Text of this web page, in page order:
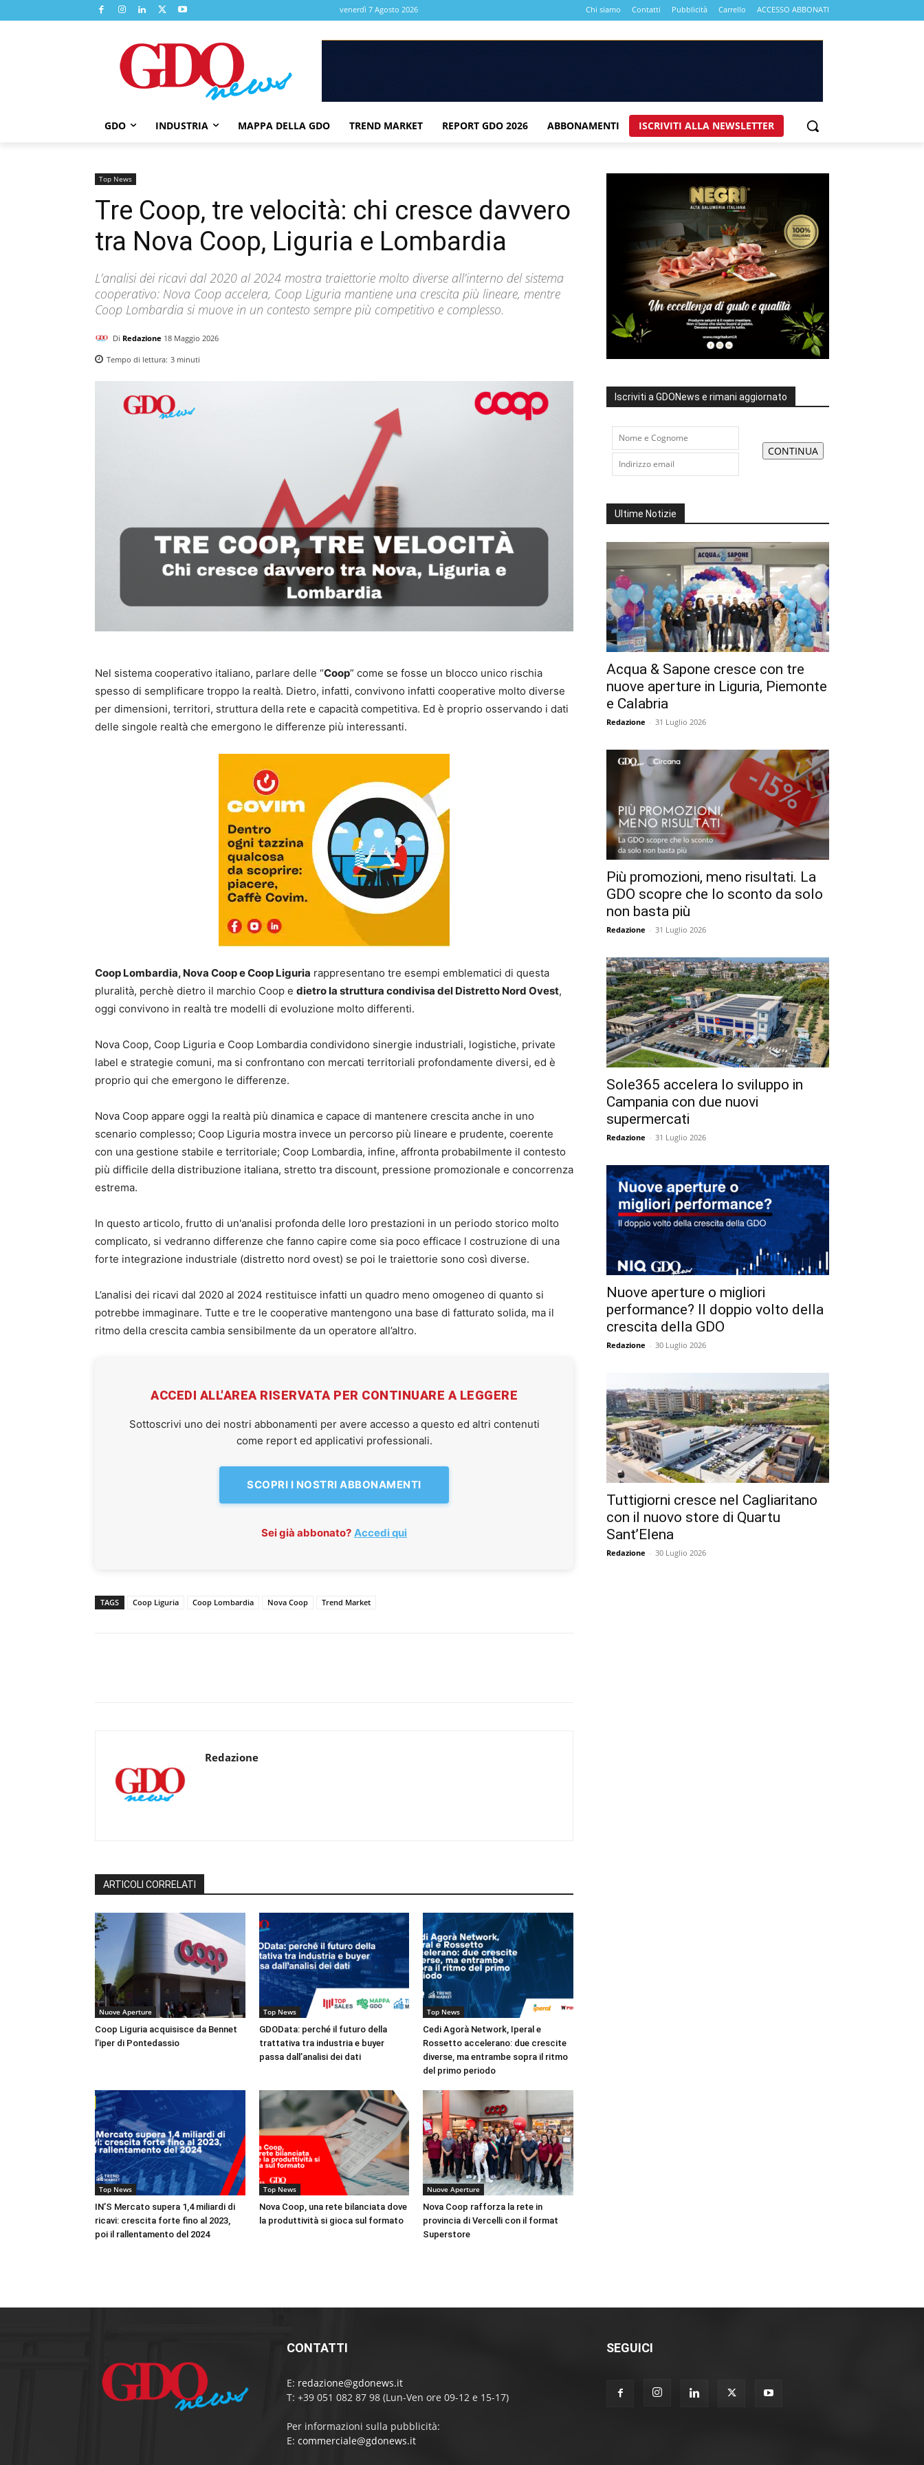
venerdì 7 Agosto 2026 Chi siamo Contatti Pubblicità Carrello ACCESSO ABBONATI
GDO INDUSTRIA MAPPA DELLA GDO TREND MARKET REPORT GDO 2026 ABBONAMENTI ISCRIVITI ALLA NEWSLETTER
Top News
Tre Coop, tre velocità: chi cresce davvero
tra Nova Coop, Liguria e Lombardia
L’analisi dei ricavi dal 2020 al 2024 mostra traiettorie molto diverse all’interno del sistema
cooperativo: Nova Coop accelera, Coop Liguria mantiene una crescita più lineare, mentre
Coop Lombardia si muove in un contesto sempre più competitivo e complesso.
Di Redazione 18 Maggio 2026
Tempo di lettura: 3 minuti
Nel sistema cooperativo italiano, parlare delle “Coop” come se fosse un blocco unico rischia
spesso di semplificare troppo la realtà. Dietro, infatti, convivono infatti cooperative molto diverse
per dimensioni, territori, struttura della rete e capacità competitiva. Ed è proprio osservando i dati
delle singole realtà che emergono le differenze più interessanti.
Coop Lombardia, Nova Coop e Coop Liguria rappresentano tre esempi emblematici di questa
pluralità, perchè dietro il marchio Coop e dietro la struttura condivisa del Distretto Nord Ovest,
oggi convivono in realtà tre modelli di evoluzione molto differenti.
Nova Coop, Coop Liguria e Coop Lombardia condividono sinergie industriali, logistiche, private
label e strategie comuni, ma si confrontano con mercati territoriali profondamente diversi, ed è
proprio qui che emergono le differenze.
Nova Coop appare oggi la realtà più dinamica e capace di mantenere crescita anche in uno
scenario complesso; Coop Liguria mostra invece un percorso più lineare e prudente, coerente
con una gestione stabile e territoriale; Coop Lombardia, infine, affronta probabilmente il contesto
più difficile della distribuzione italiana, stretto tra discount, pressione promozionale e concorrenza
estrema.
In questo articolo, frutto di un'analisi profonda delle loro prestazioni in un periodo storico molto
complicato, si vedranno differenze che fanno capire come sia poco efficace l costruzione di una
forte integrazione industriale (distretto nord ovest) se poi le traiettorie sono così diverse.
L’analisi dei ricavi dal 2020 al 2024 restituisce infatti un quadro meno omogeneo di quanto si
potrebbe immaginare. Tutte e tre le cooperative mantengono una base di fatturato solida, ma il
ritmo della crescita cambia sensibilmente da un operatore all’altro.
ACCEDI ALL'AREA RISERVATA PER CONTINUARE A LEGGERE
Sottoscrivi uno dei nostri abbonamenti per avere accesso a questo ed altri contenuti
come report ed applicativi professionali.
SCOPRI I NOSTRI ABBONAMENTI
Sei già abbonato? Accedi qui
TAGS Coop Liguria Coop Lombardia Nova Coop Trend Market
Redazione
ARTICOLI CORRELATI
Nuove Aperture
Coop Liguria acquisisce da Bennet
l’iper di Pontedassio
Top News
GDOData: perché il futuro della
trattativa tra industria e buyer
passa dall’analisi dei dati
Top News
Cedi Agorà Network, Iperal e
Rossetto accelerano: due crescite
diverse, ma entrambe sopra il ritmo
del primo periodo
Top News
IN’S Mercato supera 1,4 miliardi di
ricavi: crescita forte fino al 2023,
poi il rallentamento del 2024
Top News
Nova Coop, una rete bilanciata dove
la produttività si gioca sul formato
Nuove Aperture
Nova Coop rafforza la rete in
provincia di Vercelli con il format
Superstore
Iscriviti a GDONews e rimani aggiornato
Ultime Notizie
Acqua & Sapone cresce con tre
nuove aperture in Liguria, Piemonte
e Calabria
Redazione - 31 Luglio 2026
Più promozioni, meno risultati. La
GDO scopre che lo sconto da solo
non basta più
Redazione - 31 Luglio 2026
Sole365 accelera lo sviluppo in
Campania con due nuovi
supermercati
Redazione - 31 Luglio 2026
Nuove aperture o migliori
performance? Il doppio volto della
crescita della GDO
Redazione - 30 Luglio 2026
Tuttigiorni cresce nel Cagliaritano
con il nuovo store di Quartu
Sant’Elena
Redazione - 30 Luglio 2026
CONTATTI
E: redazione@gdonews.it
T: +39 051 082 87 98 (Lun-Ven ore 09-12 e 15-17)
Per informazioni sulla pubblicità:
E: commerciale@gdonews.it
SEGUICI